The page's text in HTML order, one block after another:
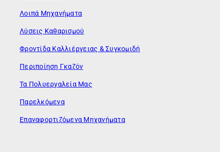
Λοιπά Μηχανήματα
Λύσεις Καθαρισμού
Φροντίδα Καλλιέργειας & Συγκομιδή
Περιποίηση Γκαζόν
Τα Πολυεργαλεία Μας
Παρελκόμενα
Επαναφορτιζόμενα Μηχανήματα